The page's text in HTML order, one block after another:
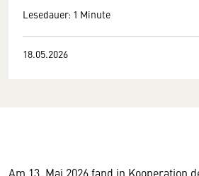
Lesedauer: 1 Minute
18.05.2026
Am 13. Mai 2026 fand in Kooperation